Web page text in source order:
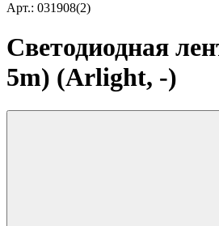
Арт.: 031908(2)
Светодиодная
5m) (Arlight, -)